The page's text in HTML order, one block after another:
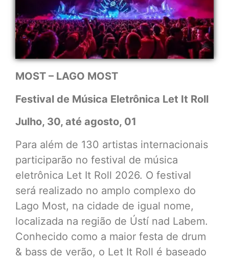
MOST – LAGO MOST
Festival de Música Eletrônica Let It Roll
Julho, 30, até agosto, 01
Para além de 130 artistas internacionais
participarão no festival de música
eletrônica Let It Roll 2026. O festival
será realizado no amplo complexo do
Lago Most, na cidade de igual nome,
localizada na região de Ústí nad Labem.
Conhecido como a maior festa de drum
& bass de verão, o Let It Roll é baseado